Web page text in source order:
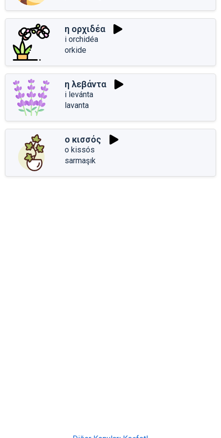
η ορχιδέα
i orchidéa
orkide
η λεβάντα
i levánta
lavanta
ο κισσός
o kissós
sarmaşık